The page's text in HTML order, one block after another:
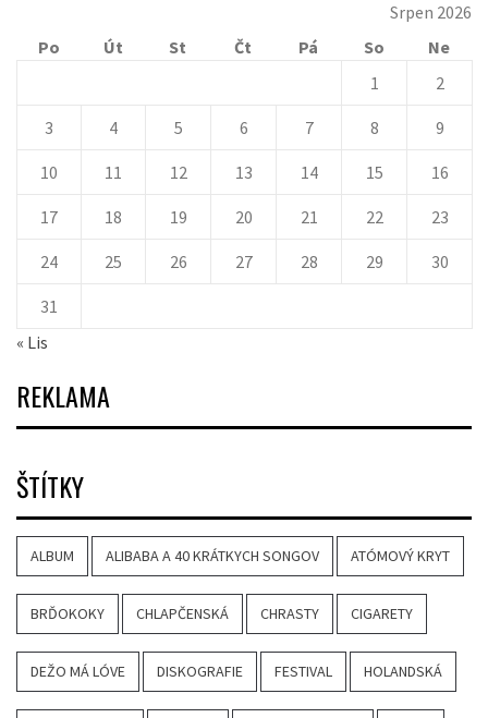
Srpen 2026
Po
Út St Čt Pá So
Ne
1
2
3 4 5 6 7 8 9
10 11 12 13 14 15 16
17 18 19 20 21 22 23
24 25 26 27 28 29 30
31
« Lis
REKLAMA
ŠTÍTKY
ALBUM ALIBABA A 40 KRÁTKYCH SONGOV ATÓMOVÝ KRYT
BRĎOKOKY CHLAPČENSKÁ CHRASTY CIGARETY
DEŽO MÁ LÓVE DISKOGRAFIE FESTIVAL HOLANDSKÁ